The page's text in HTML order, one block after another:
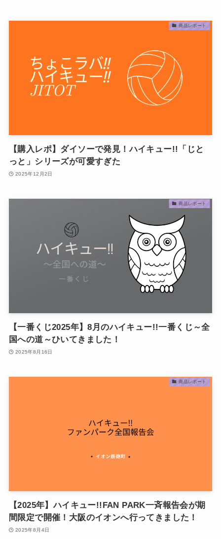
商品レポート
【購入レポ】ダイソーで発見！ハイキュー!!「じと
っと」シリーズが可愛すぎた
2025年12月2日
商品レポート
【一番くじ2025年】8月のハイキュー!!一番くじ～全
国への道～ひいてきました！
2025年8月16日
商品レポート
【2025年】ハイキュー!!FAN PARK一斉報告会が期
間限定で開催！大阪のイオンへ行ってきました！
2025年8月4日